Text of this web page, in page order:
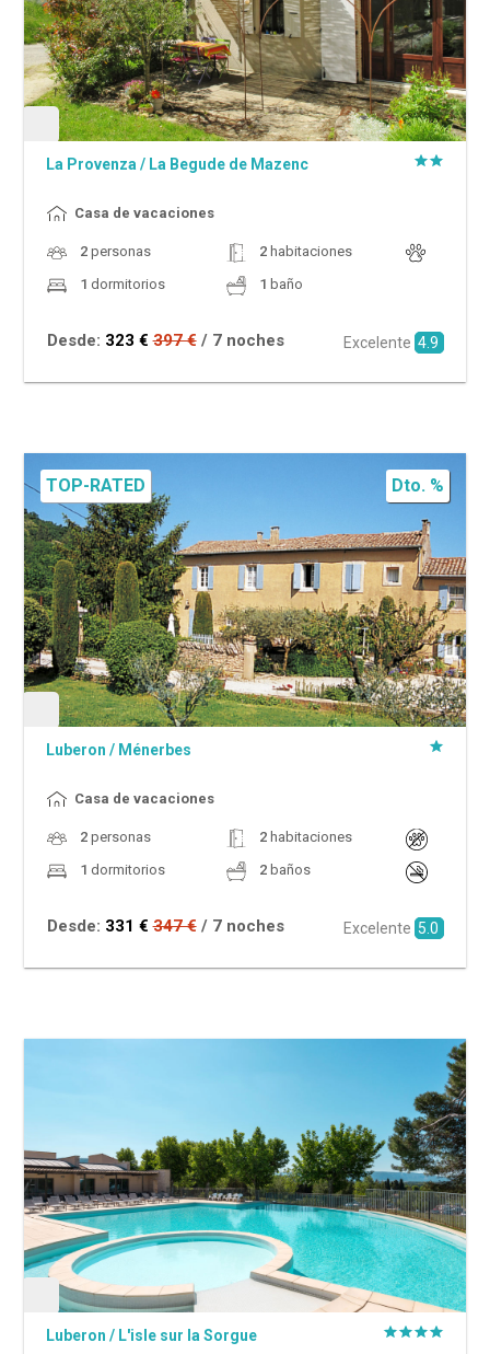
La Provenza / La Begude de Mazenc
Casa de vacaciones
2personas 2habitaciones
1 dormitorios 1 baño
Desde: 323 € 397 € / 7 noches Excelente 4.9
Dto. %
TOP-RATED
Luberon / Ménerbes
Casa de vacaciones
2personas 2habitaciones
1 dormitorios 2baños
Desde: 331 € 347 € / 7 noches Excelente 5.0
Luberon / L'isle sur la Sorgue